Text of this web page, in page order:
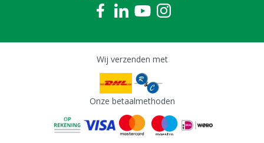
Wij verzenden met
Onze betaalmethoden